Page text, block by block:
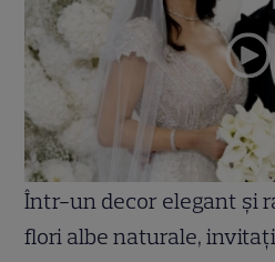
Într-un decor elegant și
flori albe naturale,